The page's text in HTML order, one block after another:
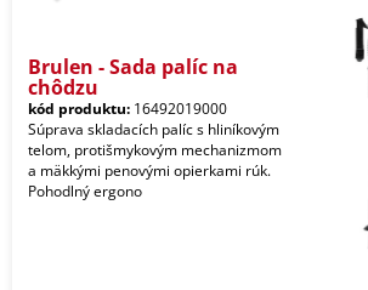
Brulen - Sada palíc na
chôdzu
kód produktu: 16492019000
Súprava skladacích palíc s hliníkovým
telom, protišmykovým mechanizmom
a mäkkými penovými opierkami rúk.
Pohodlný ergono